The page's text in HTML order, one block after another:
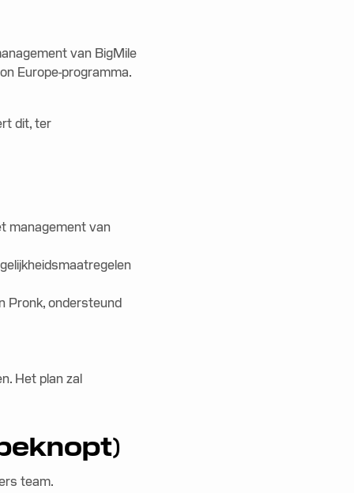
van BigMile
Europe-programma.
dit, ter
management van
Pronk, ondersteund
Het plan zal
team.